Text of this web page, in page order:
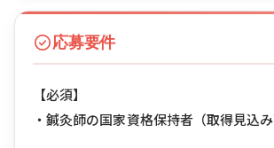
応募要件
【必須】
・鍼灸師の国家資格保持者（取得見込み